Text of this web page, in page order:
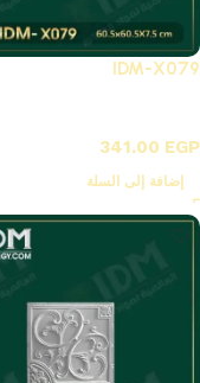
IDM-X079
341.00 EGP
إضافة إلى السلة